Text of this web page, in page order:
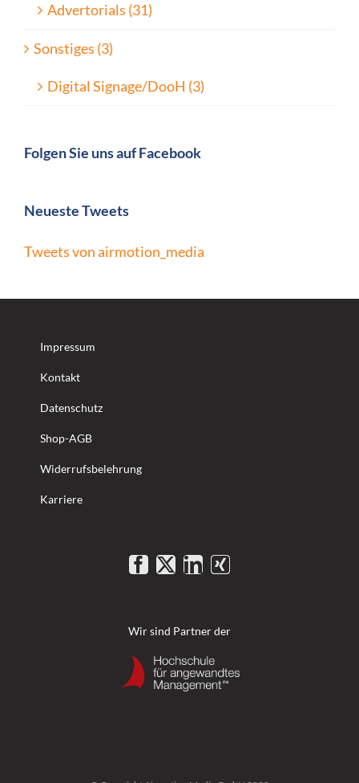
Advertorials (31)
Sonstiges (3)
Digital Signage/DooH (3)
Folgen Sie uns auf Facebook
Neueste Tweets
Tweets von airmotion_media
Impressum
Kontakt
Datenschutz
Shop-AGB
Widerrufsbelehrung
Karriere
Wir sind Partner der